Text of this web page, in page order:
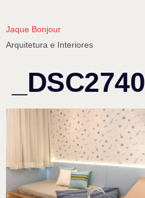
Jaque Bonjour
Arquitetura e Interiores
_DSC2740